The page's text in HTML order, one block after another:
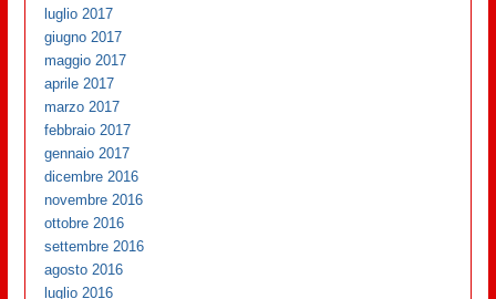
luglio 2017
giugno 2017
maggio 2017
aprile 2017
marzo 2017
febbraio 2017
gennaio 2017
dicembre 2016
novembre 2016
ottobre 2016
settembre 2016
agosto 2016
luglio 2016